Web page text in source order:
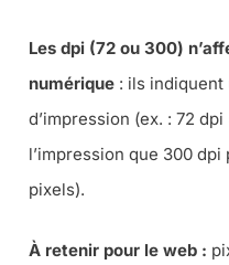
Les dpi (72 ou 300)
numérique : ils indiquent
d’impression (ex. : 72
l’impression que 300
pixels).
À retenir pour le web :